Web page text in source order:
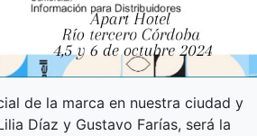
de la marca en nuestra ciudad y
Díaz y Gustavo Farías, será la